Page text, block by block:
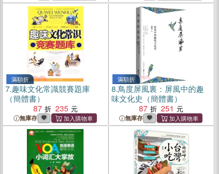
滿額折
7.趣味文化常識競賽題庫
（簡體書）
87
235
無庫存
滿額折
8.鳥度屏風裏：屏風中的趣
味文化史（簡體書）
87
251
無庫存